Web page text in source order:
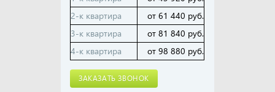
2-к квартира
от 61 440 руб.
3-к квартира
от 81 840 руб.
4-к квартира
от 98 880 руб.
ЗАКАЗАТЬ ЗВОНОК